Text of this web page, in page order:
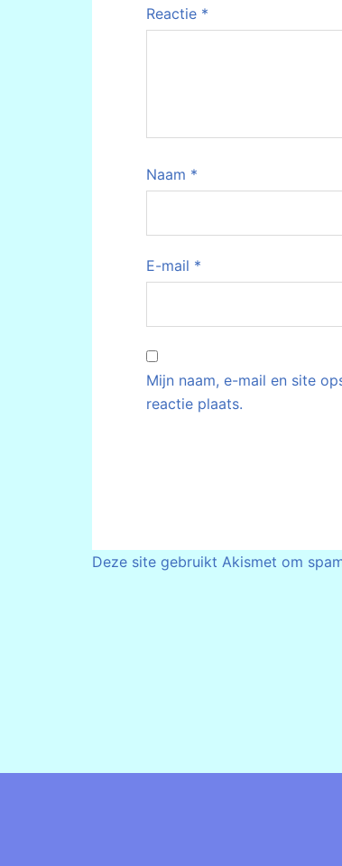
Reactie *
Naam *
E-mail *
Mijn naam, e-mail en site
reactie plaats.
Deze site gebruikt Akismet om